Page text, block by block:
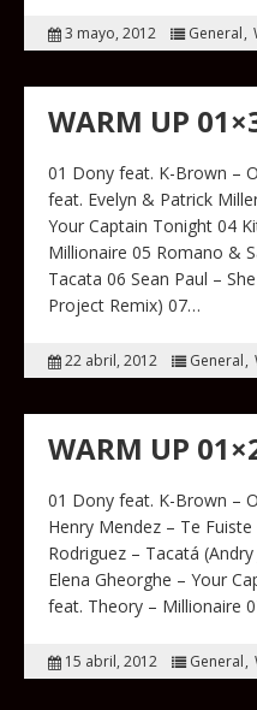
3 mayo, 2012 General
WARM UP
01 Dony feat. K-Brown –
feat. Evelyn & Patrick
Your Captain Tonight 04
Millionaire 05 Romano &
Tacata 06 Sean Paul –
Project Remix) 07…
22 abril, 2012 General
WARM UP
01 Dony feat. K-Brown –
Henry Mendez – Te
Rodriguez – Tacatá
Elena Gheorghe – Your
feat. Theory – Millionaire
15 abril, 2012 General